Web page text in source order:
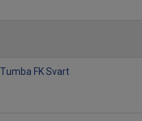
FK Svart